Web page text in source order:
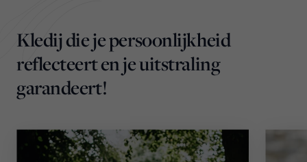
Kledij die je persoonlijkheid
reflecteert en je uitstraling
garandeert!